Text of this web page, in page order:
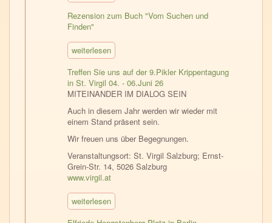
Rezension zum Buch "Vom Suchen und
Finden"
weiterlesen
Treffen Sie uns auf der 9.Pikler Krippentagung
in St. Virgil 04. - 06.Juni 26
MITEINANDER IM DIALOG SEIN
Auch in diesem Jahr werden wir wieder mit
einem Stand präsent sein.
Wir freuen uns über Begegnungen.
Veranstaltungsort: St. Virgil Salzburg; Ernst-
Grein-Str. 14, 5026 Salzburg
www.virgil.at
weiterlesen